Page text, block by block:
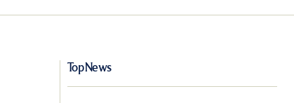
Top News